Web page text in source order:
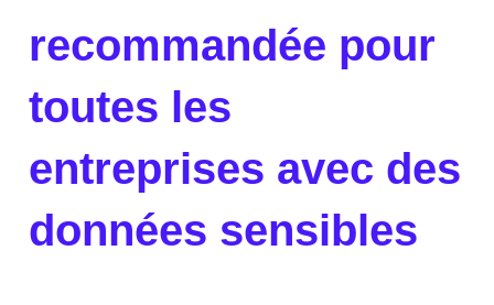
recommandée pour
toutes les
entreprises avec des
données sensibles